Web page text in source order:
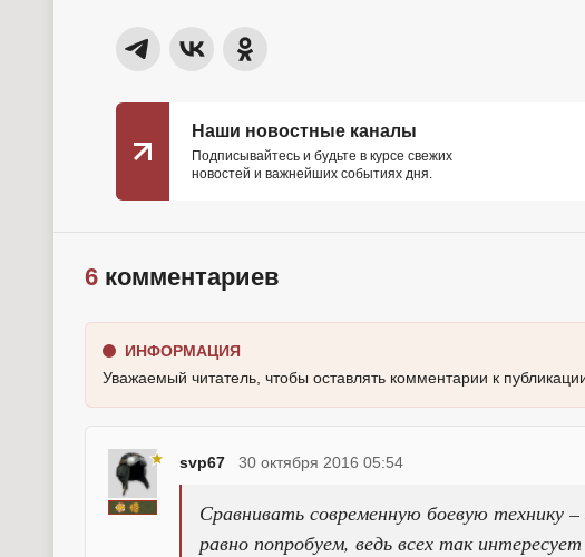
Наши новостные каналы
Подписывайтесь и будьте в курсе свежих
новостей и важнейших событиях дня.
6 комментариев
ИНФОРМАЦИЯ
Уважаемый читатель, чтобы оставлять комментарии к
svp67 30 октября 2016 05:54
Сравнивать современную боевую технику
равно попробуем, ведь всех так